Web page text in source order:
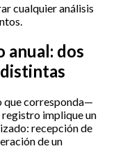
cualquier análisis
anual: dos
que corresponda—
registro implique un
recepción de
de un